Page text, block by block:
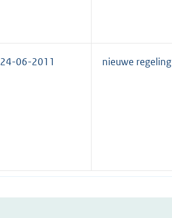
24-06-2011 nieuwe regeling